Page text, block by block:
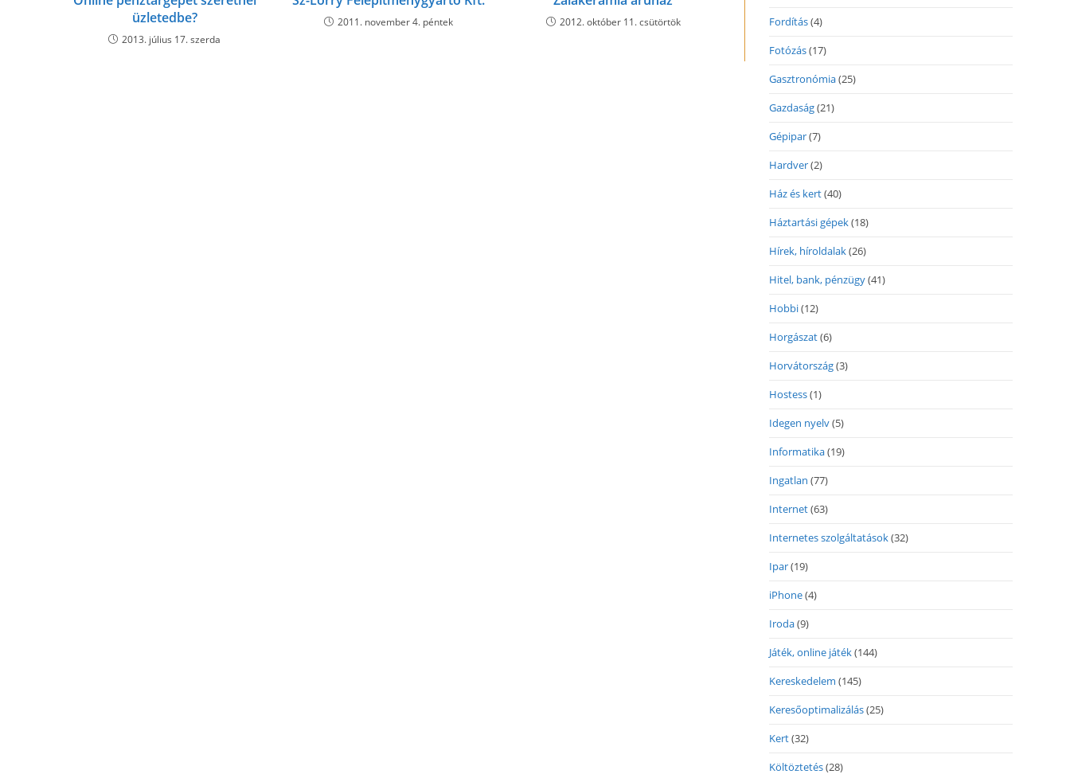
üzletedbe?
2013. július 17. szerda
2011. november 4. péntek 2012. október 11. csütörtök
Fordítás(4)
Fotózás(17)
Gasztronómia(25)
Gazdaság(21)
Gépipar(7)
Hardver(2)
Ház és kert(40)
Háztartási gépek(18)
Hírek, híroldalak(26)
Hitel, bank, pénzügy(41)
Hobbi(12)
Horgászat(6)
Horvátország(3)
Hostess(1)
Idegen nyelv(5)
Informatika(19)
Ingatlan (77)
Internet(63)
Internetes szolgáltatások(32)
Ipar(19)
iPhone(4)
Iroda(9)
Játék, online játék(144)
Kereskedelem (145)
Keresőoptimalizálás(25)
Kert(32)
Költöztetés(28)